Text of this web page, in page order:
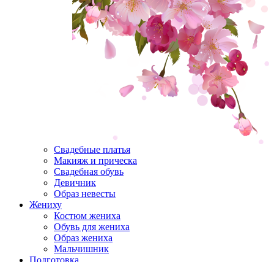
Свадебные платья
Макияж и прическа
Свадебная обувь
Девичник
Образ невесты
Жениху
Костюм жениха
Обувь для жениха
Образ жениха
Мальчишник
Подготовка